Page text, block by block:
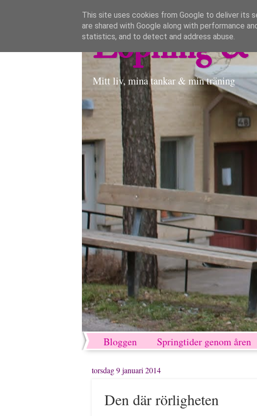
Löpning
Mitt liv, mina tankar & min träning
Bloggen Springtider genom åren
torsdag 9 januari 2014
Den där rörligheten
This site uses cookies from Google to deliver its
are shared with Google along with performance
statistics, and to detect and address abuse.